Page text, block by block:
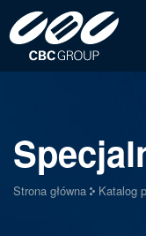
Strona główna Katalog